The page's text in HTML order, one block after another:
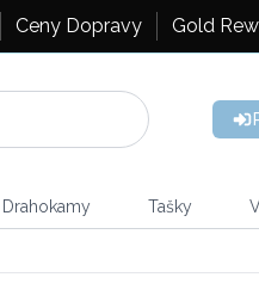
Ceny Dopravy Gold
Tašky